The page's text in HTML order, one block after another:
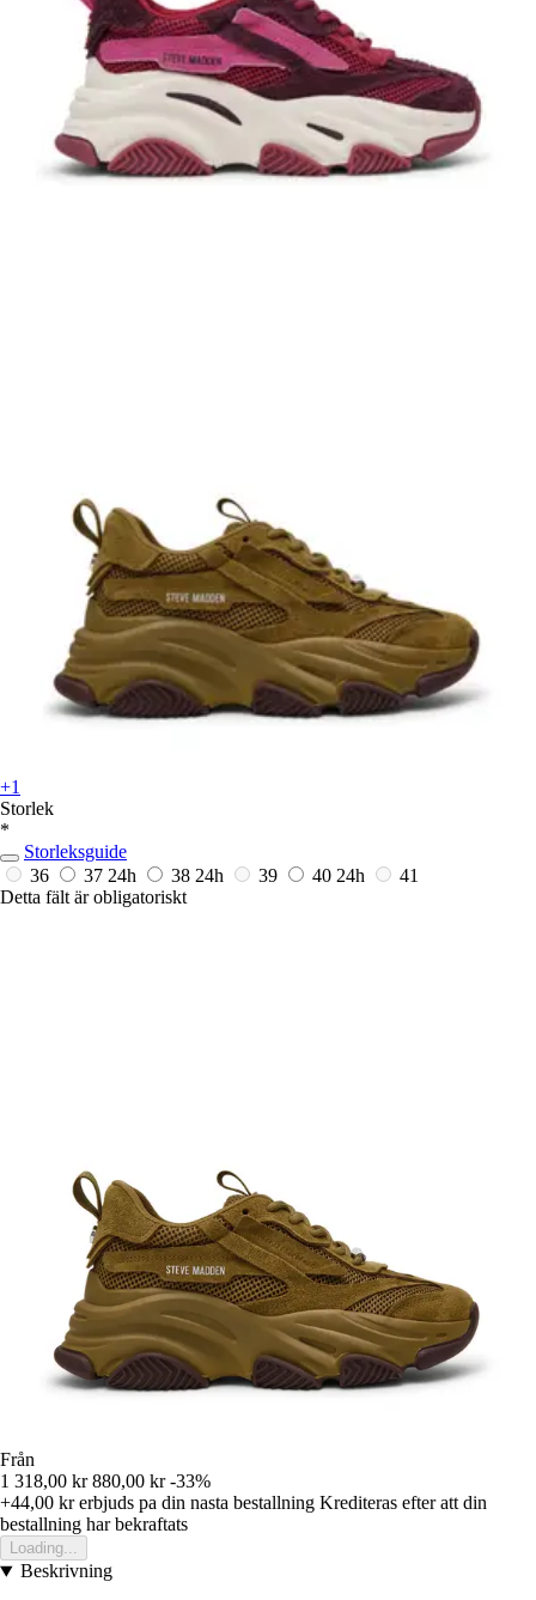
+1
Storlek
*
Storleksguide
36
37 24h 38 24h 39 40 24h
41
Detta fält är obligatoriskt
Från
1 318,00 kr 880,00 kr -33%
+44,00 krerbjuds pa din nasta bestallning Krediteras efter att din
bestallning har bekraftats
Loading...
Beskrivning